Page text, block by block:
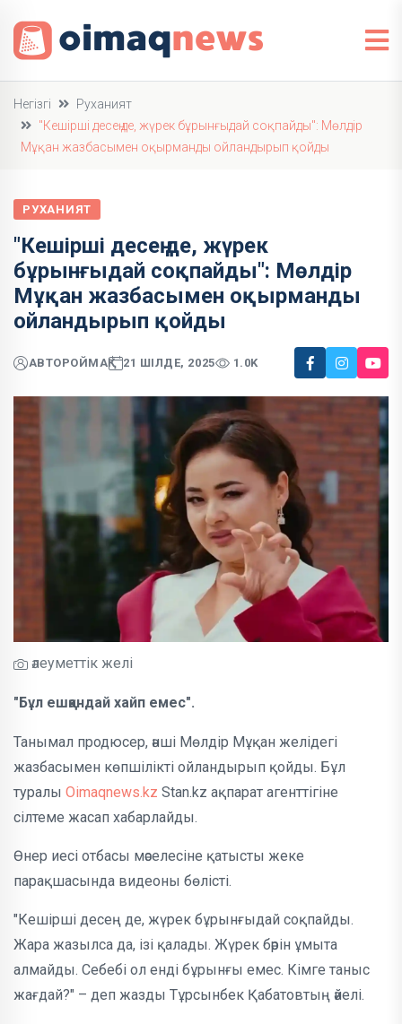
Негізгі
Руханият
"Кешірші десең де, жүрек бұрынғыдай соқпайды": Мөлдір
Мұқан жазбасымен оқырманды ойландырып қойды
РУХАНИЯТ
"Кешірші десең де, жүрек
бұрынғыдай соқпайды": Мөлдір
Мұқан жазбасымен оқырманды
ойландырып қойды
АВТОРОЙМАҚ 21 ШІЛДЕ, 2025 1.0K
әлеуметтік желі
"Бұл ешқандай хайп емес".
Танымал продюсер, әнші Мөлдір Мұқан желідегі
жазбасымен көпшілікті ойландырып қойды. Бұл
туралы Oimaqnews.kz Stan.kz ақпарат агенттігіне
сілтеме жасап хабарлайды.
Өнер иесі отбасы мәселесіне қатысты жеке
парақшасында видеоны бөлісті.
"Кешірші десең де, жүрек бұрынғыдай соқпайды.
Жара жазылса да, ізі қалады. Жүрек бәрін ұмыта
алмайды. Себебі ол енді бұрынғы емес. Кімге таныс
жағдай?" – деп жазды Тұрсынбек Қабатовтың әйелі.